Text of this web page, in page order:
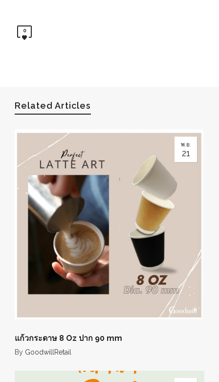
0
Related Articles
พ.ย.
21
แก้วกระดาษ 8 Oz ปาก 90 mm
By GoodwillRetail